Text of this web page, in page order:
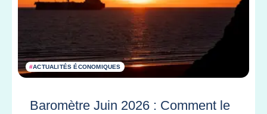
#ACTUALITÉS ÉCONOMIQUES
Baromètre Juin 2026 : Comment le